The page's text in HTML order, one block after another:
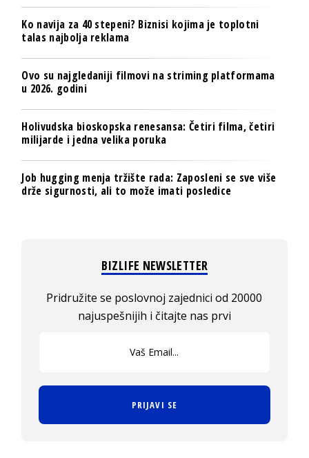
Ko navija za 40 stepeni? Biznisi kojima je toplotni
talas najbolja reklama
Ovo su najgledaniji filmovi na striming platformama
u 2026. godini
Holivudska bioskopska renesansa: Četiri filma, četiri
milijarde i jedna velika poruka
Job hugging menja tržište rada: Zaposleni se sve više
drže sigurnosti, ali to može imati posledice
BIZLIFE NEWSLETTER
Pridružite se poslovnoj zajednici od 20000
najuspešnijih i čitajte nas prvi
PRIJAVI SE